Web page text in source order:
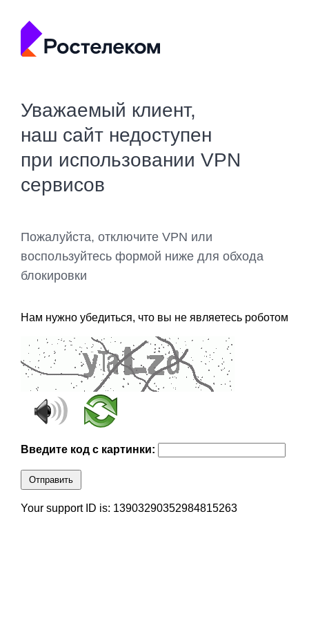
Уважаемый клиент,
наш сайт недоступен
при использовании VPN
сервисов
Пожалуйста, отключите VPN или
воспользуйтесь формой ниже для обхода
блокировки
Нам нужно убедиться, что вы не являетесь роботом
Введите код с картинки:
Отправить
Your support ID is: 13903290352984815263